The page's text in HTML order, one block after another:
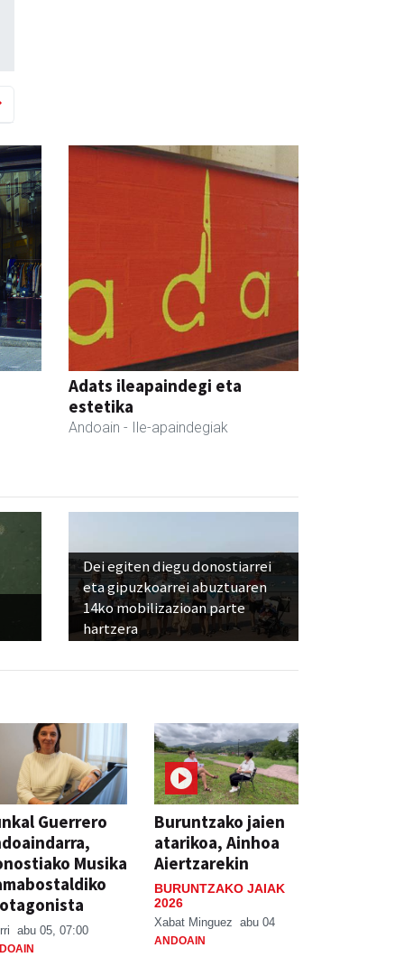
Adats ileapaindegi eta
estetika
Andoain - Ile-apaindegiak
Dei egiten diegu donostiarrei
eta gipuzkoarrei abuztuaren
14ko mobilizazioan parte
hartzera
Guerrero
Musika
abu 05, 07:00
Buruntzako jaien
atarikoa, Ainhoa
Aiertzarekin
BURUNTZAKO JAIAK
2026
Xabat Minguez abu 04
ANDOAIN